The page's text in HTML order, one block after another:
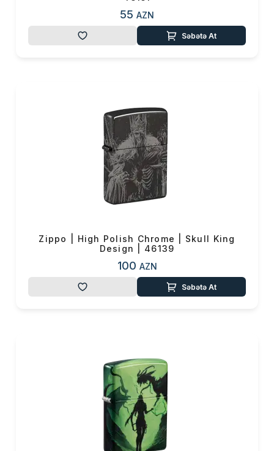
55 AZN
Səbətə At
Zippo | High Polish Chrome | Skull King
Design | 46139
100 AZN
Səbətə At